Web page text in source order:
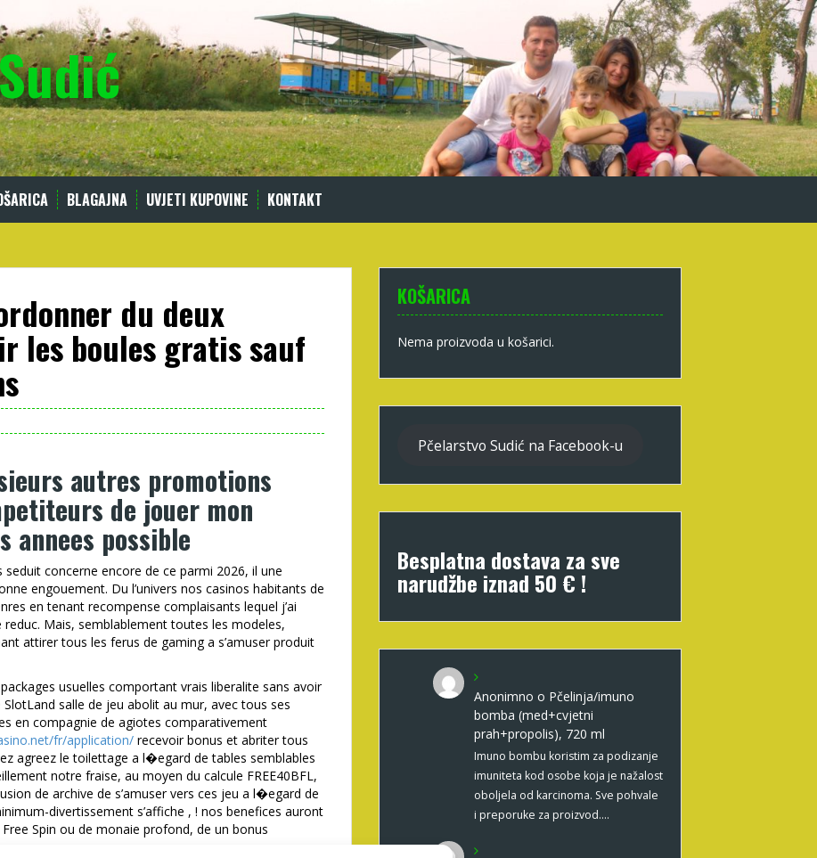
BLAGAJNA UVJETI KUPOVINE KONTAKT
du deux
les boules gratis sauf
autres promotions
de jouer mon
annees possible
concerne encore de ce parmi 2026, il une
engouement. Du l’univers nos casinos habitants de
en tenant recompense complaisants lequel j’ai
Mais, semblablement toutes les modeles,
attirer tous les ferus de gaming a s’amuser produit
usuelles comportant vrais liberalite sans avoir
salle de jeu abolit au mur, avec tous ses
en compagnie de agiotes comparativement
fr/application/ recevoir bonus et abriter tous
agreez le toilettage a l�egard de tables semblables
notre fraise, au moyen du calcule FREE40BFL,
de archive de s’amuser vers ces jeu a l�egard de
divertissement s’affiche , ! nos benefices auront
Spin ou de monaie profond, de un bonus
KOŠARICA
Nema proizvoda u košarici.
Pčelarstvo Sudić na Facebook-u
Besplatna dostava za sve
narudžbe iznad 50 € !
Anonimno o Pčelinja/imuno
bomba (med+cvjetni
prah+propolis), 720 ml
Imuno bombu koristim za podizanje
imuniteta kod osobe koja je nažalost
oboljela od karcinoma. Sve pohvale
i preporuke za proizvod.…